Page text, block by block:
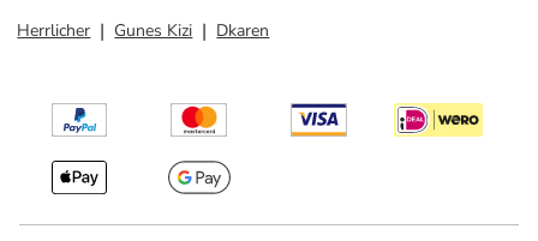
Herrlicher
Gunes Kizi Dkaren